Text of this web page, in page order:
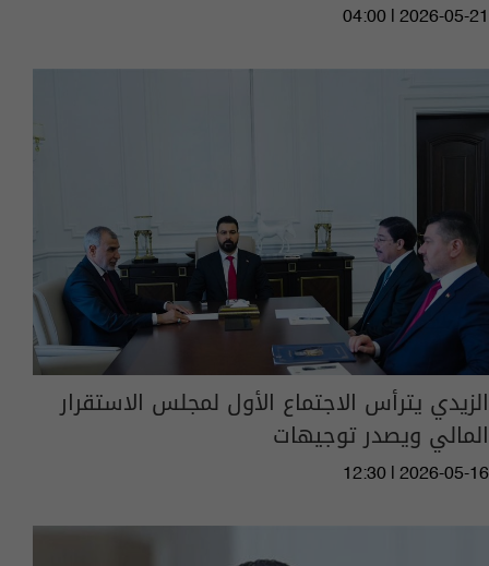
04:00 | 2026-05-21
الزيدي يترأس الاجتماع الأول لمجلس الاستقرار
المالي ويصدر توجيهات
12:30 | 2026-05-16